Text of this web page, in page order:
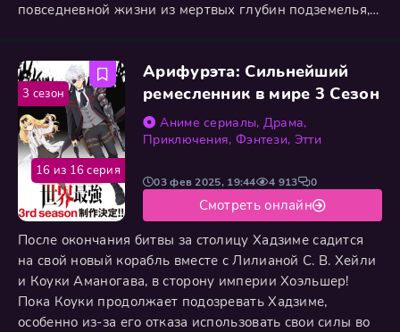
повседневной жизни из мертвых глубин подземелья,
бара в углу Орарио: “Мистеру Беллу, пожалуйста,
встретьтесь только с нами двумя на предстоящем
Фестивале Богинь. От Сир.”
Арифурэта: Сильнейший
ремесленник в мире 3 Сезон
Аниме сериалы, Драма,
Приключения, Фэнтези, Этти
После окончания битвы за столицу Хадзиме садится
на свой новый корабль вместе с Лилианой С. B. Хейли
и Коуки Аманогава, в сторону империи Хоэльшер!
Пока Коуки продолжает подозревать Хадзиме,
особенно из-за его отказа использовать свои силы во
03 фев 2025, 19:44 4 913 0
Смотреть онлайн
16 из 16 серия
3 сезон